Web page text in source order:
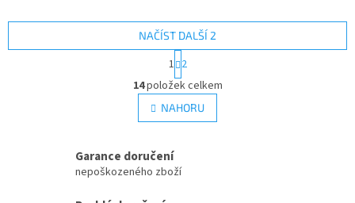
O
v
l
á
c
NAČÍST DALŠÍ 2
t
r
á
n
k
á
n
1 2
14položek celkem
NAHORU
Garance doručení
nepoškozeného zboží